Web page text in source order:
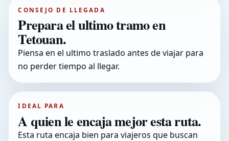
CONSEJO DE LLEGADA
Prepara el ultimo tramo en
Tetouan.
Piensa en el ultimo traslado antes de viajar para
no perder tiempo al llegar.
IDEAL PARA
A quien le encaja mejor esta ruta.
Esta ruta encaja bien para viajeros que buscan